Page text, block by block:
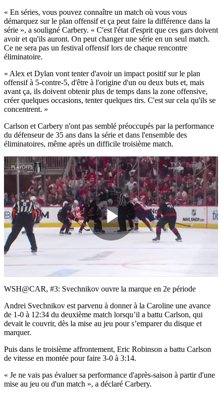
« En séries, vous pouvez connaître un match où vous vous
démarquez sur le plan offensif et ça peut faire la différence dans la
série », a souligné Carbery. « C'est l'état d'esprit que ces gars doivent
avoir et qu'ils auront. On peut changer une série en un seul match.
Ce ne sera pas un festival offensif lors de chaque rencontre
éliminatoire.
« Alex et Dylan vont tenter d'avoir un impact positif sur le plan
offensif à 5-contre-5, d'être à l'origine d'un ou deux buts et, mais
avant ça, ils doivent obtenir plus de temps dans la zone offensive,
créer quelques occasions, tenter quelques tirs. C'est sur cela qu'ils se
concentrent. »
Carlson et Carbery n'ont pas semblé préoccupés par la performance
du défenseur de 35 ans dans la série et dans l'ensemble des
éliminatoires, même après un difficile troisième match.
Play
Video
WSH@CAR, #3: Svechnikov ouvre la marque en 2e période
Andrei Svechnikov est parvenu à donner à la Caroline une avance
de 1-0 à 12:34 du deuxième match lorsqu’il a battu Carlson, qui
devait le couvrir, dès la mise au jeu pour s’emparer du disque et
marquer.
Puis dans le troisième affrontement, Eric Robinson a battu Carlson
de vitesse en montée pour faire 3-0 à 3:14.
« Je ne vais pas évaluer sa performance d'après-saison à partir d'une
mise au jeu ou d'un match », a déclaré Carbery.